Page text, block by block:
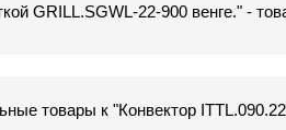
GRILL.SGWL-22-900 венге." -
товары к "Конвектор